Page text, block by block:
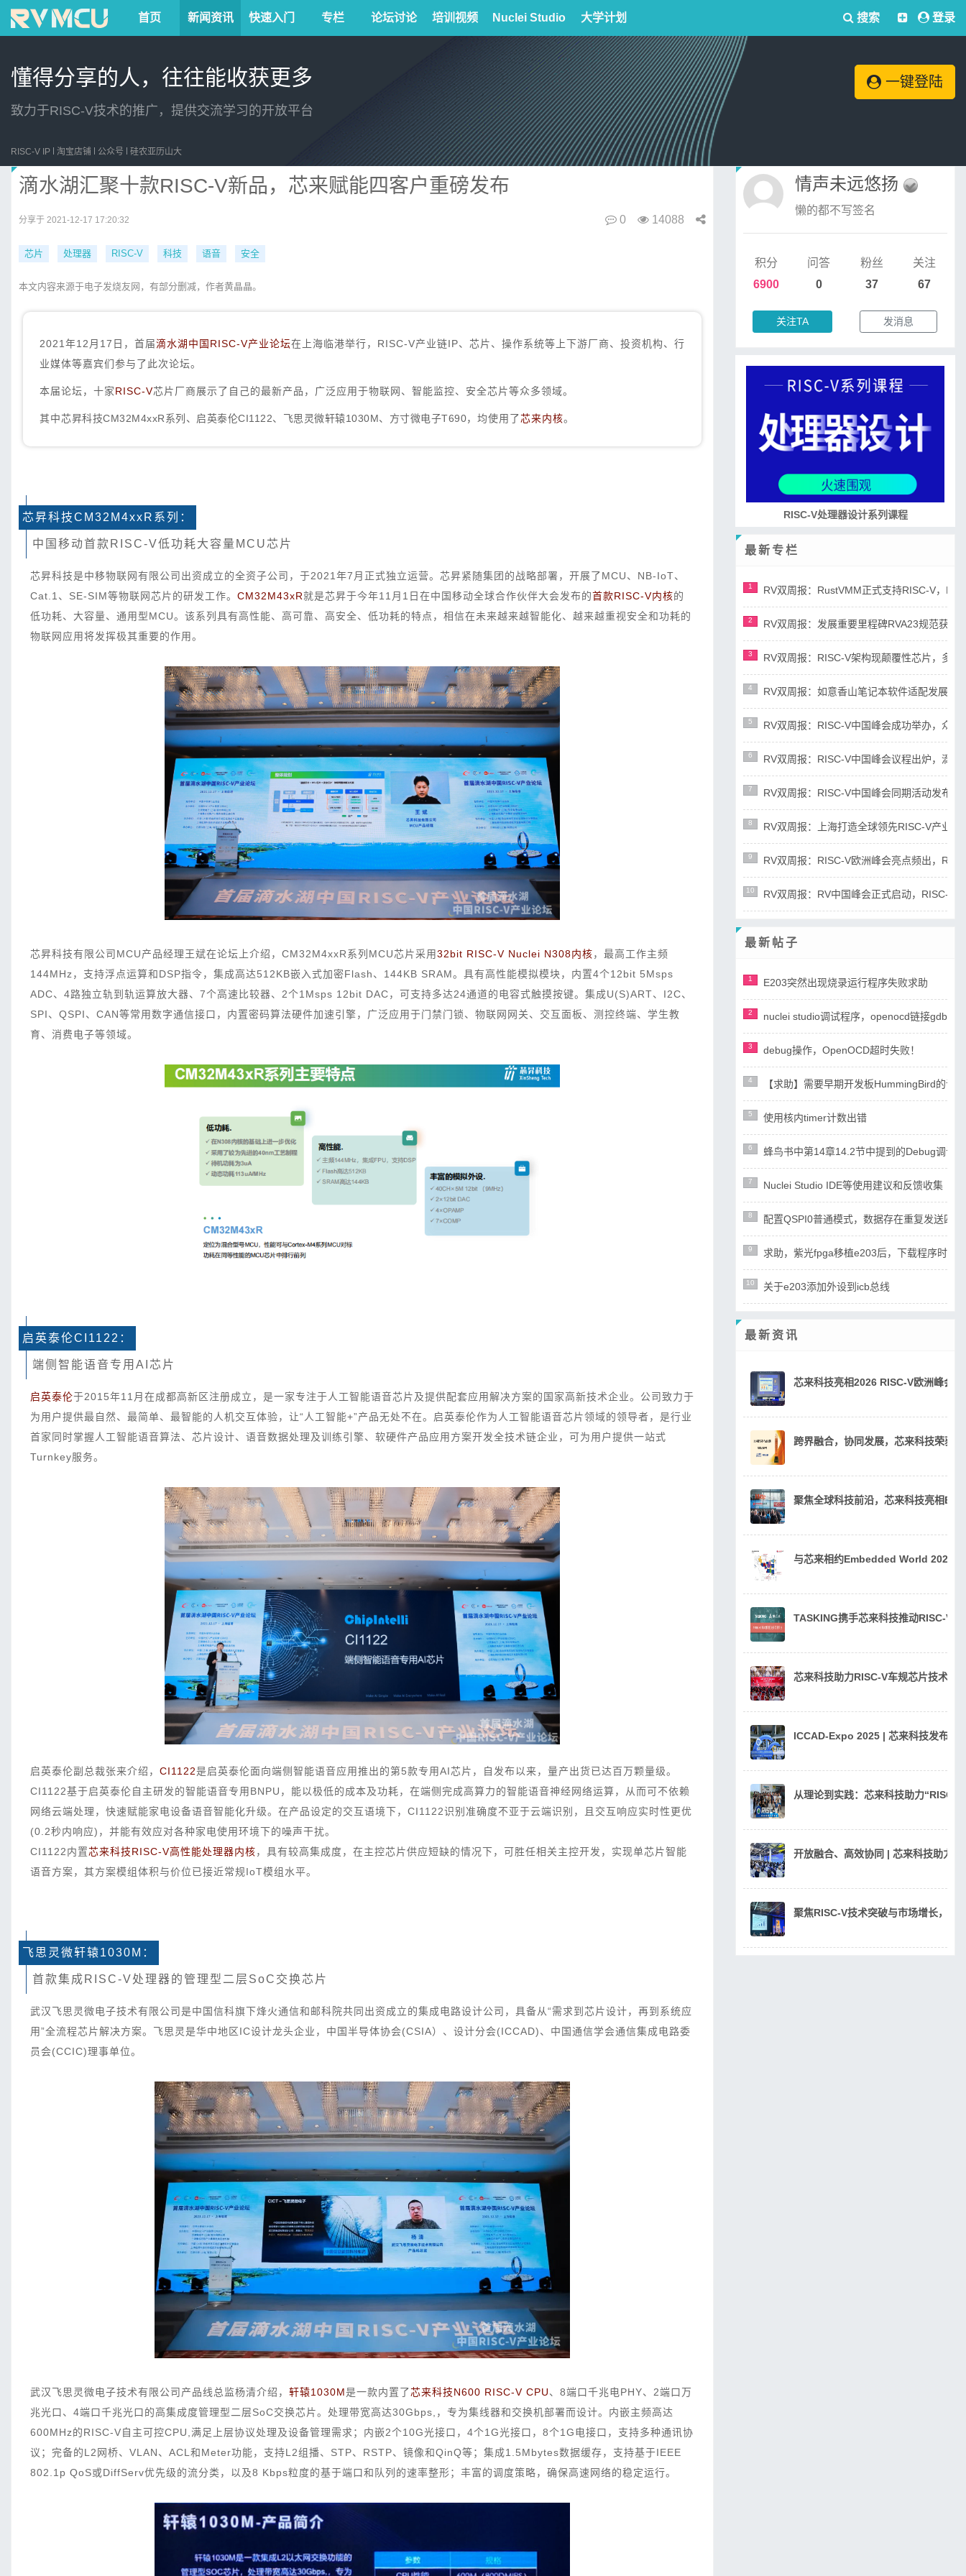
首页 新闻资讯 快速入门 专栏 论坛讨论 培训视频 Nuclei Studio 大学计划 搜索 登录
懂得分享的人，往往能收获更多
致力于RISC-V技术的推广，提供交流学习的开放平台
一键登陆
RISC-V IP 淘宝店铺 公众号 硅农亚历山大
滴水湖汇聚十款RISC-V新品，芯来赋能四客户重磅发布
分享于 2021-12-17 17:20:32 0 14088
芯片 处理器 RISC-V 科技 语音 安全
本文内容来源于电子发烧友网，有部分删减，作者黄晶晶。
2021年12月17日，首届滴水湖中国RISC-V产业论坛在上海临港举行，RISC-V产业链IP、芯片、操作系统等上下游厂商、投资机构、行
业媒体等嘉宾们参与了此次论坛。
本届论坛，十家RISC-V芯片厂商展示了自己的最新产品，广泛应用于物联网、智能监控、安全芯片等众多领域。
其中芯昇科技CM32M4xxR系列、启英泰伦CI1122、飞思灵微轩辕1030M、方寸微电子T690，均使用了芯来内核。
芯昇科技CM32M4xxR系列：
中国移动首款RISC-V低功耗大容量MCU芯片
芯昇科技是中移物联网有限公司出资成立的全资子公司，于2021年7月正式独立运营。芯昇紧随集团的战略部署，开展了MCU、NB-IoT、
Cat.1、SE-SIM等物联网芯片的研发工作。 CM32M43xR就是芯昇于今年11月1日在中国移动全球合作伙伴大会发布的首款RISC-V内核的
低功耗、大容量、通用型MCU。该系列具有高性能、高可靠、高安全、低功耗的特点，相信在未来越来越智能化、越来越重视安全和功耗的
物联网应用将发挥极其重要的作用。
芯昇科技有限公司MCU产品经理王斌在论坛上介绍，CM32M4xxR系列MCU芯片采用32bit RISC-V Nuclei N308内核，最高工作主频
144MHz，支持浮点运算和DSP指令，集成高达512KB嵌入式加密Flash、144KB SRAM。具有高性能模拟模块，内置4个12bit 5Msps
ADC、4路独立轨到轨运算放大器、7个高速比较器、2个1Msps 12bit DAC，可支持多达24通道的电容式触摸按键。集成U(S)ART、I2C、
SPI、QSPI、CAN等常用数字通信接口，内置密码算法硬件加速引擎，广泛应用于门禁门锁、物联网网关、交互面板、测控终端、学生教
育、消费电子等领域。
启英泰伦CI1122：
端侧智能语音专用AI芯片
启英泰伦于2015年11月在成都高新区注册成立，是一家专注于人工智能语音芯片及提供配套应用解决方案的国家高新技术企业。公司致力于
为用户提供最自然、最简单、最智能的人机交互体验，让“人工智能+”产品无处不在。启英泰伦作为人工智能语音芯片领域的领导者，是行业
首家同时掌握人工智能语音算法、芯片设计、语音数据处理及训练引擎、软硬件产品应用方案开发全技术链企业，可为用户提供一站式
Turnkey服务。
启英泰伦副总裁张来介绍， CI1122是启英泰伦面向端侧智能语音应用推出的第5款专用AI芯片，自发布以来，量产出货已达百万颗量级。
CI1122基于启英泰伦自主研发的智能语音专用BNPU，能以极低的成本及功耗，在端侧完成高算力的智能语音神经网络运算，从而可不依赖
网络云端处理，快速赋能家电设备语音智能化升级。在产品设定的交互语境下，CI1122识别准确度不亚于云端识别，且交互响应实时性更优
(0.2秒内响应)，并能有效应对各种家电使用环境下的噪声干扰。
CI1122内置芯来科技RISC-V高性能处理器内核，具有较高集成度，在主控芯片供应短缺的情况下，可胜任相关主控开发，实现单芯片智能
语音方案，其方案模组体积与价位已接近常规IoT模组水平。
飞思灵微轩辕1030M ：
首款集成RISC-V处理器的管理型二层SoC交换芯片
武汉飞思灵微电子技术有限公司是中国信科旗下烽火通信和邮科院共同出资成立的集成电路设计公司，具备从“需求到芯片设计，再到系统应
用”全流程芯片解决方案。飞思灵是华中地区IC设计龙头企业，中国半导体协会(CSIA）、设计分会(ICCAD)、中国通信学会通信集成电路委
员会(CCIC)理事单位。
武汉飞思灵微电子技术有限公司产品线总监杨清介绍， 轩辕1030M是一款内置了芯来科技N600 RISC-V CPU、8端口千兆电PHY、2端口万
兆光口、4端口千兆光口的高集成度管理型二层SoC交换芯片。处理带宽高达30Gbps,，专为集线器和交换机部署而设计。内嵌主频高达
600MHz的RISC-V自主可控CPU,满足上层协议处理及设备管理需求；内嵌2个10G光接口，4个1G光接口，8个1G电接口，支持多种通讯协
议；完备的L2网桥、VLAN、ACL和Meter功能，支持L2组播、STP、RSTP、镜像和QinQ等；集成1.5Mbytes数据缓存，支持基于IEEE
802.1p QoS或DiffServ优先级的流分类，以及8 Kbps粒度的基于端口和队列的速率整形；丰富的调度策略，确保高速网络的稳定运行。
情声未远悠扬
懒的都不写签名
积分
6900
问答
0
粉丝
37
关注
67
关注TA 发消息
RISC-V处理器设计系列课程
最新专栏
1 RV双周报：RustVMM正式支持RISC-V，
2 RV双周报：发展重要里程碑RVA23规范获
3 RV双周报：RISC-V架构现颠覆性芯片，多
4 RV双周报：如意香山笔记本软件适配发展
5 RV双周报：RISC-V中国峰会成功举办，众
6 RV双周报：RISC-V中国峰会议程出炉，滴
7 RV双周报：RISC-V中国峰会同期活动发布
8 RV双周报：上海打造全球领先RISC-V产业
9 RV双周报：RISC-V欧洲峰会亮点频出，
10 RV双周报：RV中国峰会正式启动，RISC-V
最新帖子
1 E203突然出现烧录运行程序失败求助
2 nuclei studio调试程序，openocd链接gdb失
3 debug操作，OpenOCD超时失败！
4 【求助】需要早期开发板HummingBird的详
5 使用核内timer计数出错
6 蜂鸟书中第14章14.2节中提到的Debug调试
7 Nuclei Studio IDE等使用建议和反馈收集
8 配置QSPI0普通模式，数据存在重复发送四
9 求助，紫光fpga移植e203后，下载程序时
10 关于e203添加外设到icb总线
最新资讯
芯来科技亮相2026 RISC-V欧洲峰会
跨界融合，协同发展，芯来科技荣获
聚焦全球科技前沿，芯来科技亮相
与芯来相约Embedded World 2026，
TASKING携手芯来科技推动RISC-V汽
芯来科技助力RISC-V车规芯片技术与
ICCAD-Expo 2025 | 芯来科技发布
从理论到实践：芯来科技助力“RISC-
开放融合、高效协同 | 芯来科技助力
聚焦RISC-V技术突破与市场增长，芯